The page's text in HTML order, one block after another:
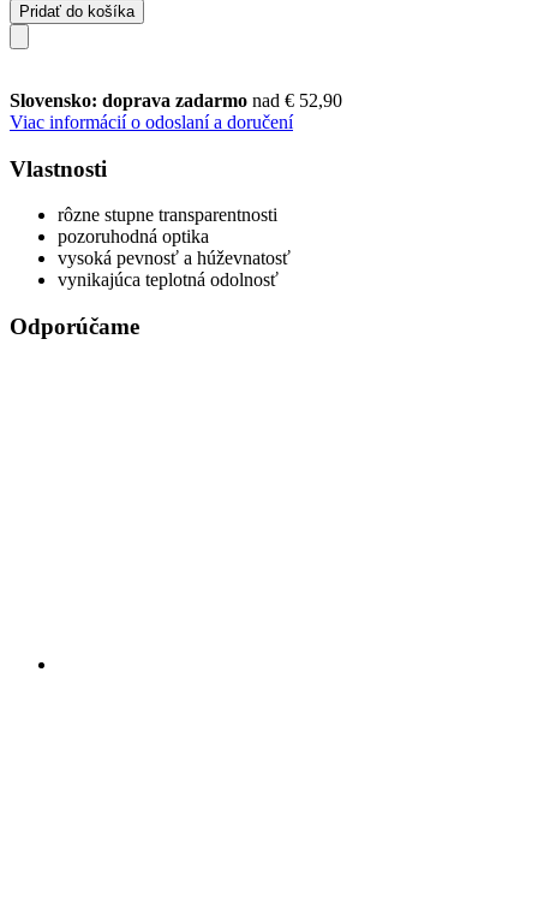
Pridať do košíka
Slovensko: doprava zadarmo nad € 52,90
Viac informácií o odoslaní a doručení
Vlastnosti
rôzne stupne transparentnosti
pozoruhodná optika
vysoká pevnosť a húževnatosť
vynikajúca teplotná odolnosť
Odporúčame